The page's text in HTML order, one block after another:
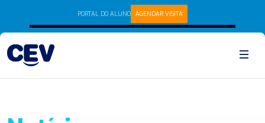
PORTAL DO ALUNO AGENDAR VISITA